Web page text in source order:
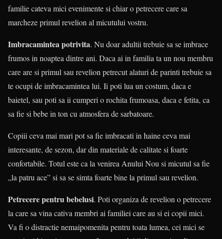
familie cateva mici evenimente si chiar o petrecere care sa
marcheze primul revelion al micutului vostru.
Imbracamintea potrivita. Nu doar adultii trebuie sa se imbrace
frumos in noaptea dintre ani. Daca ai in familia ta un nou membru
care are si primul sau revelion petrecut alaturi de parinti trebuie sa
te ocupi de imbracamintea lui. Ii poti lua un costum, daca e
baietel, sau poti sa ii cumperi o rochita frumoasa, daca e fetita, ca
sa fie si bebe in ton cu atmosfera de sarbatoare.
Copiii ceva mai mari pot sa fie imbracati in haine ceva mai
interesante, de sezon, dar din materiale de calitate si foarte
confortabile. Totul este ca la venirea Anului Nou si micutul sa fie
„la patru ace” si sa se simta foarte bine la primul sau revelion.
Petrecere pentru bebelusi. Poti organiza de revelion o petrecere
la care sa vina cativa membri ai familiei care au si ei copii mici.
Va fi o distractie nemaipomenita pentru toata lumea, cei mici se